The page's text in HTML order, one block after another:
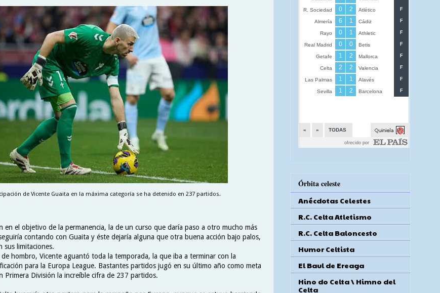
de Vicente Guaita en la máxima categoría se ha detenido en 237 partidos.
en el objetivo de la permanencia, la de un curso que daría paso a otro mucho más
contando con Guaita y éste dejaría alguna que otra buena acción bajo palos,
sus limitaciones.
de hombro, Vicente aguantó toda la temporada, la que iba a terminar con la
para la Europa League. Bastantes partidos jugó en su último año como meta
Primera División la increíble cifra de 237 partidos.
Órbita celeste
Anécdotas Celestes
R.C. Celta Atletismo
R.C. Celta Baloncesto
Humor Celtista
El Baul de Ereaga
Hino do Celta \ Himno del
Celta